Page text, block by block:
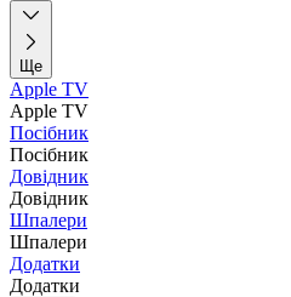
Ще
Apple TV
Apple TV
Посібник
Посібник
Довідник
Довідник
Шпалери
Шпалери
Додатки
Додатки